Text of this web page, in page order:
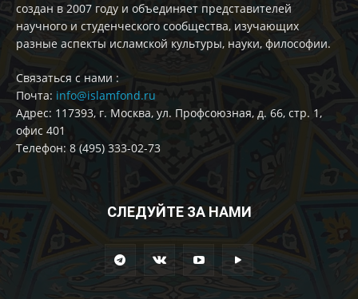
создан в 2007 году и объединяет представителей
научного и студенческого сообщества, изучающих
разные аспекты исламской культуры, науки, философии.
Cвязаться с нами :
Почта: info@islamfond.ru
Адрес: 117393, г. Москва, ул. Профсоюзная, д. 66, стр. 1,
офис 401
Телефон: 8 (495) 333-02-73
СЛЕДУЙТЕ ЗА НАМИ